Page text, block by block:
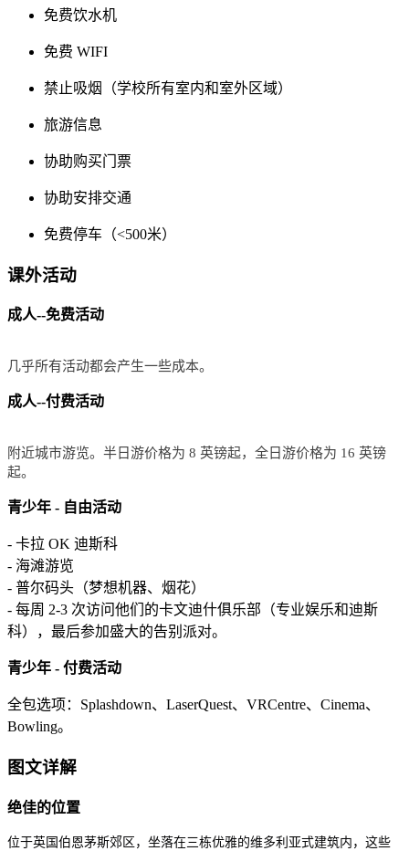
免费饮水机
免费 WIFI
禁止吸烟（学校所有室内和室外区域）
旅游信息
协助购买门票
协助安排交通
免费停车（<500米）
课外活动
成人--免费活动
几乎所有活动都会产生一些成本。
成人--付费活动
附近城市游览。半日游价格为 8 英镑起，全日游价格为 16 英镑
起。
青少年 - 自由活动
- 卡拉 OK 迪斯科
- 海滩游览
- 普尔码头（梦想机器、烟花）
- 每周 2-3 次访问他们的卡文迪什俱乐部（专业娱乐和迪斯
科），最后参加盛大的告别派对。
青少年 - 付费活动
全包选项：Splashdown、LaserQuest、VRCentre、Cinema、
Bowling。
图文详解
绝佳的位置
位于英国伯恩茅斯郊区，坐落在三栋优雅的维多利亚式建筑内，这些